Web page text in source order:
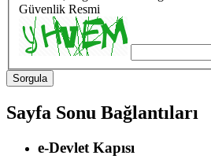
Güvenlik Resmi
Sayfa Sonu Bağlantıları
e-Devlet Kapısı